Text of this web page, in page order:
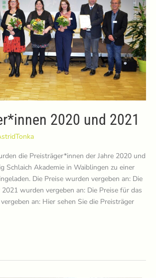
2020 und 2021
die Preisträger*innen der Jahre 2020 und
Schlaich Akademie in Waiblingen zu einer
Die Preise wurden vergeben an: Die
2021 wurden vergeben an: Die Preise für das
an: Hier sehen Sie die Preisträger